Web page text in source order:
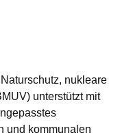
nukleare
unterstützt mit
und kommunalen